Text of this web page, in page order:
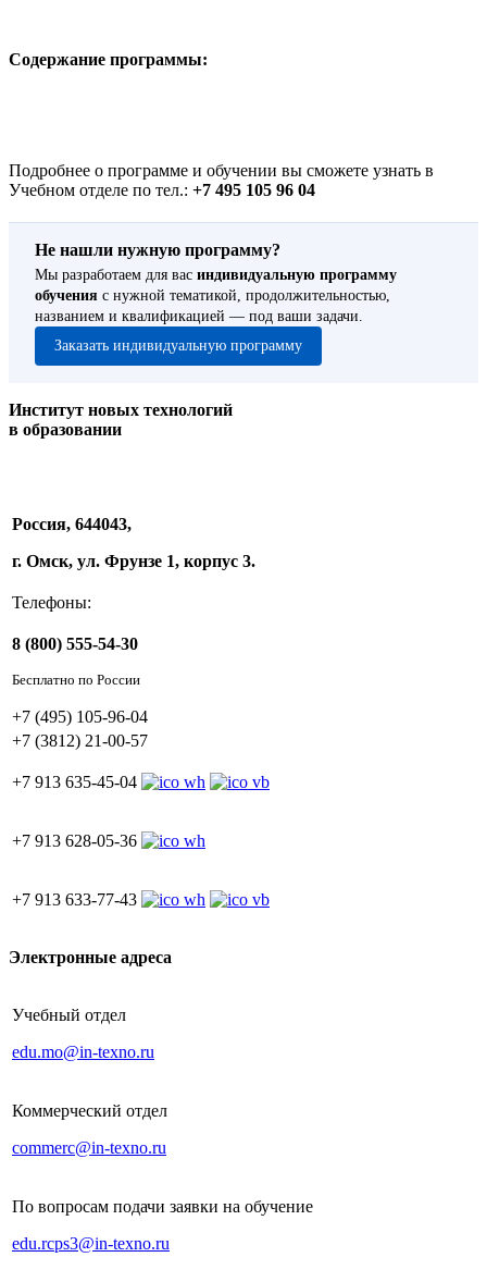
Содержание программы:
Подробнее о программе и обучении вы сможете узнать в
Учебном отделе по тел.: +7 495 105 96 04
Не нашли нужную программу?
Мы разработаем для вас индивидуальную программу
обучения с нужной тематикой, продолжительностью,
названием и квалификацией — под ваши задачи.
Заказать индивидуальную программу
Институт новых технологий
в образовании
Россия, 644043,
г. Омск, ул. Фрунзе 1, корпус 3.
Телефоны:
8 (800) 555-54-30
Бесплатно по России
+7 (495) 105-96-04
+7 (3812) 21-00-57
+7 913 635-45-04
+7 913 628-05-36
+7 913 633-77-43
Электронные адреса
Учебный отдел
edu.mo@in-texno.ru
Коммерческий отдел
commerc@in-texno.ru
По вопросам подачи заявки на обучение
edu.rcps3@in-texno.ru